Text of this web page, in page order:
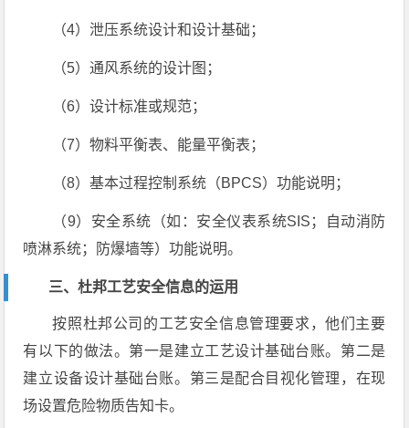
（4）泄压系统设计和设计基础；
（5）通风系统的设计图；
（6）设计标准或规范；
（7）物料平衡表、能量平衡表；
（8）基本过程控制系统（BPCS）功能说明；
（9）安全系统（如：安全仪表系统SIS；自动消防
喷淋系统；防爆墙等）功能说明。
三、杜邦工艺安全信息的运用
按照杜邦公司的工艺安全信息管理要求，他们主要
有以下的做法。第一是建立工艺设计基础台账。第二是
建立设备设计基础台账。第三是配合目视化管理，在现
场设置危险物质告知卡。